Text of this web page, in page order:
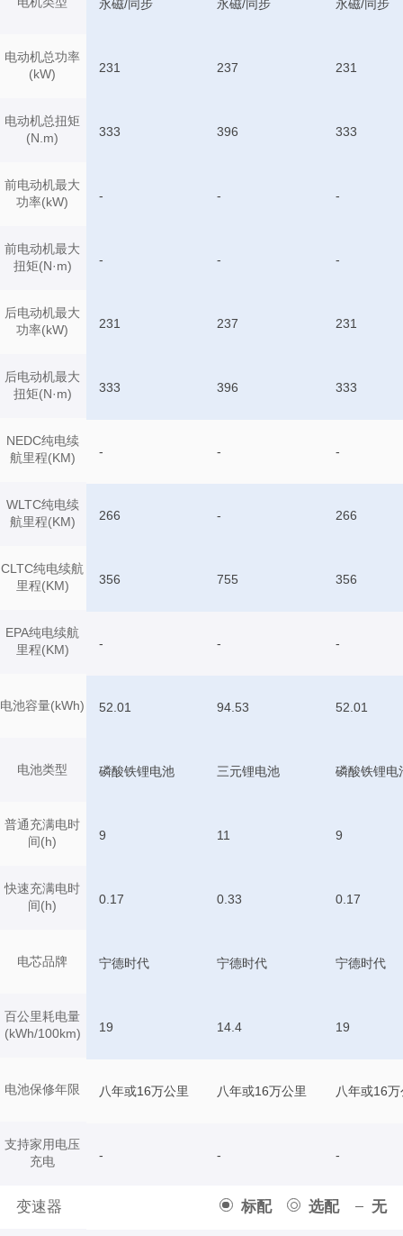
电动机总功率
(kW)
电动机总扭矩
(N.m)
前电动机最大
功率(kW)
前电动机最大
扭矩(N·m)
后电动机最大
功率(kW)
后电动机最大
扭矩(N·m)
NEDC纯电续
航里程(KM)
WLTC纯电续
航里程(KM)
CLTC纯电续航
里程(KM)
EPA纯电续航
里程(KM)
电池容量(kWh)
电池类型
普通充满电时
间(h)
快速充满电时
间(h)
电芯品牌
百公里耗电量
(kWh/100km)
电池保修年限
支持家用电压
充电
变速器 标配 选配 无
永磁/同步 永磁/同步 永磁/同步
231 237 231
333 396 333
- - -
- - -
231 237 231
333 396 333
- - -
266 - 266
356 755 356
- - -
52.01 94.53 52.01
磷酸铁锂电池 三元锂电池 磷酸铁锂电
9 11 9
0.17 0.33 0.17
宁德时代 宁德时代 宁德时代
19 14.4 19
八年或16万公里 八年或16万公里 八年或16
- - -